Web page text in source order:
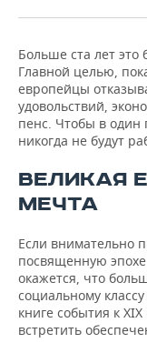
ЭНЕРГЕТИКА
БИЗНЕС-БРАНЧИ
ONLINE-
ОТКРЫТАЯ
ФУТБОЛ
ХОККЕЙ
БАСКЕТБОЛ
ВОЛЕЙБОЛ
ФИГУРНОЕ
ВОДНЫЕ ВИДЫ
ХОККЕЙ С МЯЧОМ
НОВОСТИ
ВЛАСТЬ
ИСТОРИЯ
МЕДИЦИНА
ОБРАЗОВАНИЕ
ПРОИСШЕСТВИЯ
ФОТОГАЛЕРЕЯ
СЮЖЕТЫ
СПРАВОЧНИК
СПИСОК ПЕРСОН
ПОЛНАЯ ВЕРСИЯ
Больше ста лет это
Главной целью,
европейцы
удовольствий,
пенс. Чтобы в один
никогда не будут
ВЕЛИКАЯ
МЕЧТА
Если внимательно
посвященную
окажется, что
социальному
книге события к
встретить